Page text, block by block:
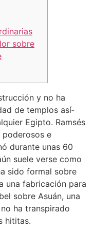
sobre
y no ha
de templos así­
Egipto. Ramsés
poderosos e
durante unas 60
suele verse como
sido formal sobre
una fabricación para
sobre Asuán, una
ha transpirado
hititas.